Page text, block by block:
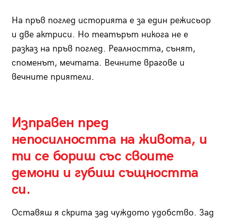
На пръв поглед историята е за един режисьор
и две актриси. Но театърът никога не е
разказ на пръв поглед. Реалността, сънят,
споменът, мечтата. Вечните врагове и
вечните приятели.
Изправен пред
непосилността на живота, и
ти се бориш със своите
демони и губиш същността
си.
Оставяш я скрита зад чуждото удобство. Зад